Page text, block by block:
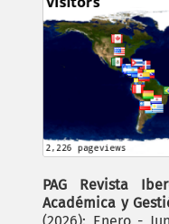
PAG Revista
Académica y